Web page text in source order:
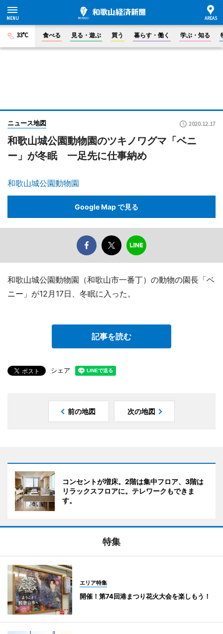
33°C 食べる 見る・遊ぶ 買う 暮らす・働く 学ぶ・知る
ニュース地図 2020.12.17
和歌山城公園動物園のツキノワグマ「ベニ
ー」が冬眠 一足先に仕事納め
和歌山城公園動物園
Google Map で見る
和歌山城公園動物園（和歌山市一番丁）の動物の園長「ベ
ニー」が12月17日、冬眠に入った。
記事を読む
シェア
前の地図 次の地図
コンセントが増床。2階は集中フロア、3階は
リラックスフロアに。テレワークもできま
す。
特集
エリア特集
開催！第74回港まつり花火大会を楽しもう！